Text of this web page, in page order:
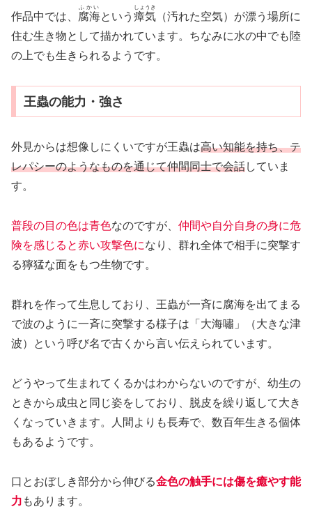
作品中では、 腐海
ふかい
という 瘴気
しょうき
（汚れた空気）が漂う場所に
住む生き物として描かれています。ちなみに水の中でも陸
の上でも生きられるようです。
王蟲の能力・強さ
外見からは想像しにくいですが王蟲は高い知能を持ち、テ
レパシーのようなものを通じて仲間同士で会話していま
す。
普段の目の色は青色なのですが、 仲間や自分自身の身に危
険を感じると赤い攻撃色になり、群れ全体で相手に突撃す
る獰猛な面をもつ生物です。
群れを作って生息しており、王蟲が一斉に腐海を出てまる
で波のように一斉に突撃する様子は「大海嘯」（大きな津
波）という呼び名で古くから言い伝えられています。
どうやって生まれてくるかはわからないのですが、幼生の
ときから成虫と同じ姿をしており、脱皮を繰り返して大き
くなっていきます。人間よりも長寿で、数百年生きる個体
もあるようです。
口とおぼしき部分から伸びる金色の触手には傷を癒やす能
力 もあります。